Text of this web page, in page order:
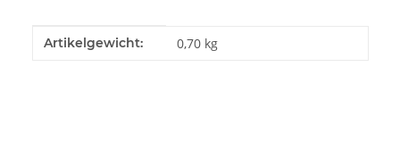
Produkteigenschaft
Wert
Artikelgewicht: 0,70 kg